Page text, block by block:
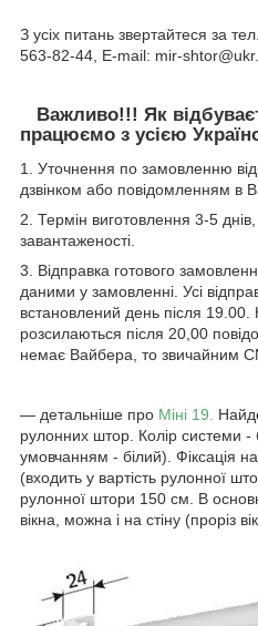
З усіх питань звертайтеся за
563-82-44, E-mail: mir-
Важливо!!! Як
працюємо з усією
1. Уточнення по замовленню
дзвінком або повідомленням в
2. Термін виготовлення 3-5 днів,
завантаженості.
3. Відправка готового
даними у замовленні. Усі
встановлений день після
розсилаються після 20,00
немає Вайбера, то звичайним
― детальніше про Міні 19.
рулонних штор. Колір системи -
умовчанням - білий). Фіксація
(входить у вартість рулонної
рулонної штори 150 см. В
вікна, можна і на стіну (проріз